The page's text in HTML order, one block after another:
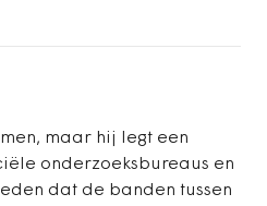
maar hij legt een
onderzoeksbureaus en
dat de banden tussen